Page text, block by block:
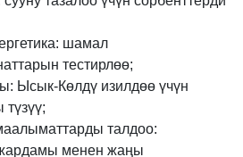
шамал
тестирлөө;
Ысык-Көлдү изилдөө үчүн
талдоо:
менен жаңы